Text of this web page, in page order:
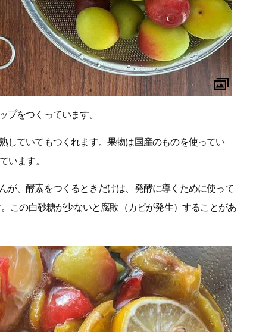
プをつくっています。
していてもつくれます。果物は国産のものを使ってい
います。
が、酵素をつくるときだけは、発酵に導くために使って
この白砂糖が少ないと腐敗（カビが発生）することがあ